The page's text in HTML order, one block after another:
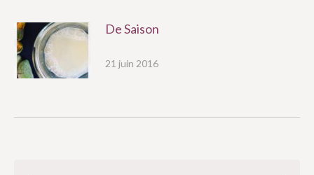
De Saison
21 juin 2016